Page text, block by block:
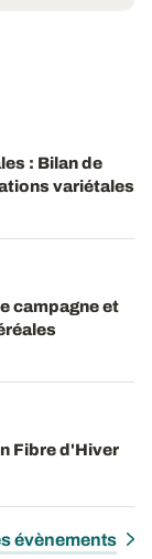
: Bilan de
variétales
campagne et
Fibre d'Hiver
évènements